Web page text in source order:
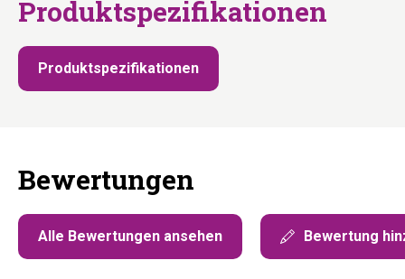
Produktspezifikationen
Produktspezifikationen
Bewertungen
Alle Bewertungen ansehen Bewertung